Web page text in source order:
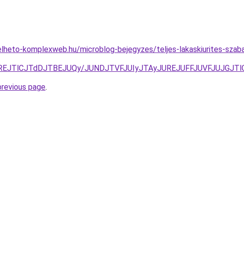
komplexweb.hu/microblog-bejegyzes/teljes-lakaskiurites-
page.